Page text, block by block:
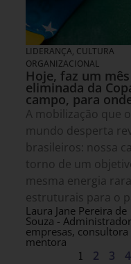
LIDERANÇA, CULTURA
ORGANIZACIONAL
Hoje, faz um
eliminada da
campo, para
A mobilização que
mundo desperta
brasileiros: nossa
torno de um
mesma energia
estruturais para o
Laura Jane Pereira de
Souza -
empresas, consultora
mentora
1 2 3 4